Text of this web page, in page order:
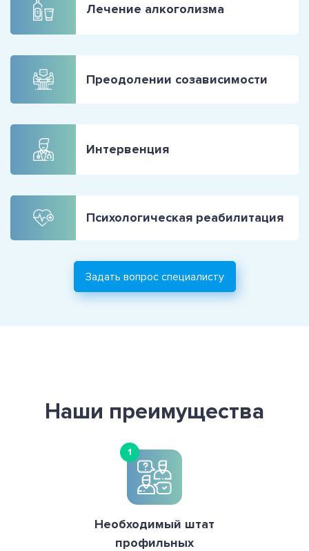
Лечение алкоголизма
Преодолении созависимости
Интервенция
Психологическая реабилитация
Задать вопрос специалисту
Наши преимущества
1
Необходимый штат
профильных